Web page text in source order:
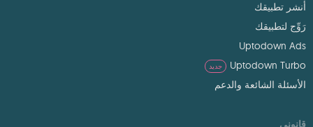
أنشر تطبيقك
رَوِّج لتطبيقك
Uptodown Ads
Uptodown Turbo
جديد
الأسئلة الشائعة والدعم
قانوني